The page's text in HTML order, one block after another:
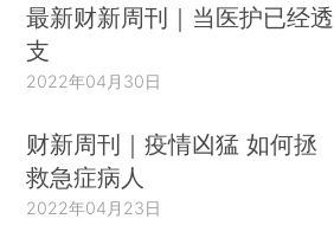
最新财新周刊｜当医护已经透
支
2022年04月30日
财新周刊｜疫情凶猛 如何拯
救急症病人
2022年04月23日